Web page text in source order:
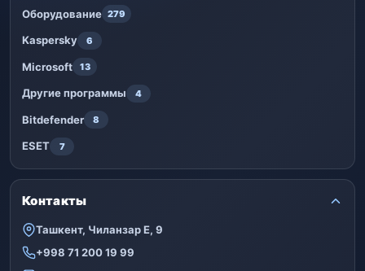
Оборудование 279
Kaspersky 6
Microsoft 13
Другие программы 4
Bitdefender 8
ESET 7
Контакты
Ташкент, Чиланзар Е, 9
+998 71 200 19 99